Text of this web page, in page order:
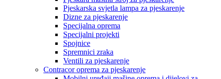
Pjeskarska svjetla lampa za pjeskarenje
Dizne za pjeskarenje
Specijalna oprema
Specijalni projekti
Spojnice
Spremnici zraka
Ventili za pjeskarenje
Contracor oprema za pjeskarenje